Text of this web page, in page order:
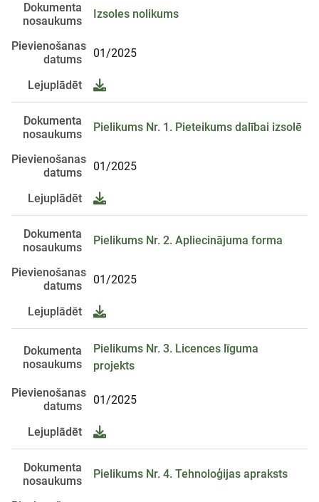
Dokumenta
nosaukums
Izsoles nolikums
Pievienošanas
datums
01/2025
Lejuplādēt
Dokumenta
nosaukums
Pielikums Nr. 1. Pieteikums dalībai izsolē
Pievienošanas
datums
01/2025
Lejuplādēt
Dokumenta
nosaukums
Pielikums Nr. 2. Apliecinājuma forma
Pievienošanas
datums
01/2025
Lejuplādēt
Dokumenta
nosaukums
Pielikums Nr. 3. Licences līguma
projekts
Pievienošanas
datums
01/2025
Lejuplādēt
Dokumenta
nosaukums
Pielikums Nr. 4. Tehnoloģijas apraksts